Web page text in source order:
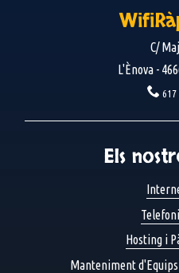
C/
L'Ènova -
617
Els
Hosting i
Manteniment